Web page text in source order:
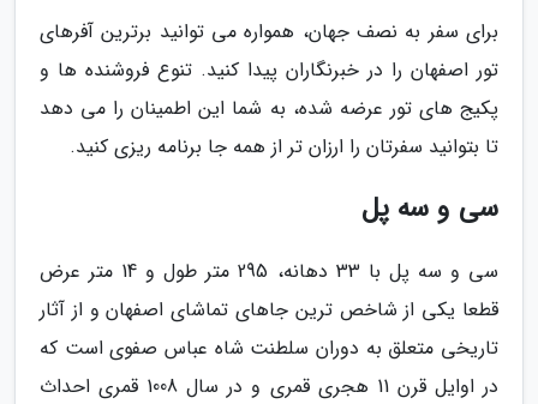
برای سفر به نصف جهان، همواره می توانید برترین آفرهای
تور اصفهان را در خبرنگاران پیدا کنید. تنوع فروشنده ها و
پکیج های تور عرضه شده، به شما این اطمینان را می دهد
تا بتوانید سفرتان را ارزان تر از همه جا برنامه ریزی کنید.
سی و سه پل
سی و سه پل با 33 دهانه، 295 متر طول و 14 متر عرض
قطعا یکی از شاخص ترین جاهای تماشای اصفهان و از آثار
تاریخی متعلق به دوران سلطنت شاه عباس صفوی است که
در اوایل قرن 11 هجری قمری و در سال 1008 قمری احداث